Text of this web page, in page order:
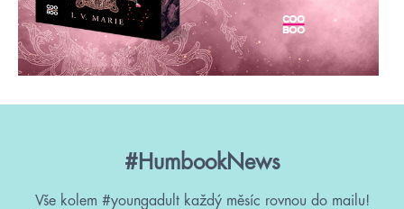
#HumbookNews
Vše kolem #youngadult každý měsíc rovnou do mailu!